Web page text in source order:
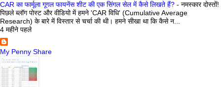
CAR का फार्मूला गूगल फायनेंस शीट की एक सिंगल सेल में कैसे लिखते हैं? - नमस्कार दोस्तों!
पिछले ब्लॉग पोस्ट और वीडियो में हमने 'CAR विधि' (Cumulative Average
Research) के बारे में विस्तार से चर्चा की थी। हमने सीखा था कि कैसे न...
4 महीने पहले
My Penny Share